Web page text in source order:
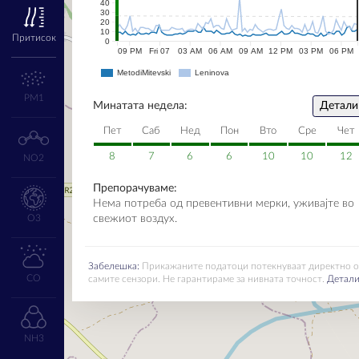
Притисок
PM1
NO2
O3
CO
NH3
09 PM Fri 07 03 AM 06 AM 09 AM 12 PM 03 PM 06 PM
0
10
20
30
40
MetodiMitevski Leninova
Минатата недела: Детали
Пет Саб Нед Пон Вто Сре Чет
8 7 6 6 10 10 12
Препорачуваме:
Нема потреба од превентивни мерки, уживајте во
свежиот воздух.
Забелешка: Прикажаните податоци потекнуваат директно
самите сензори. Не гарантираме за нивната точност. Детали